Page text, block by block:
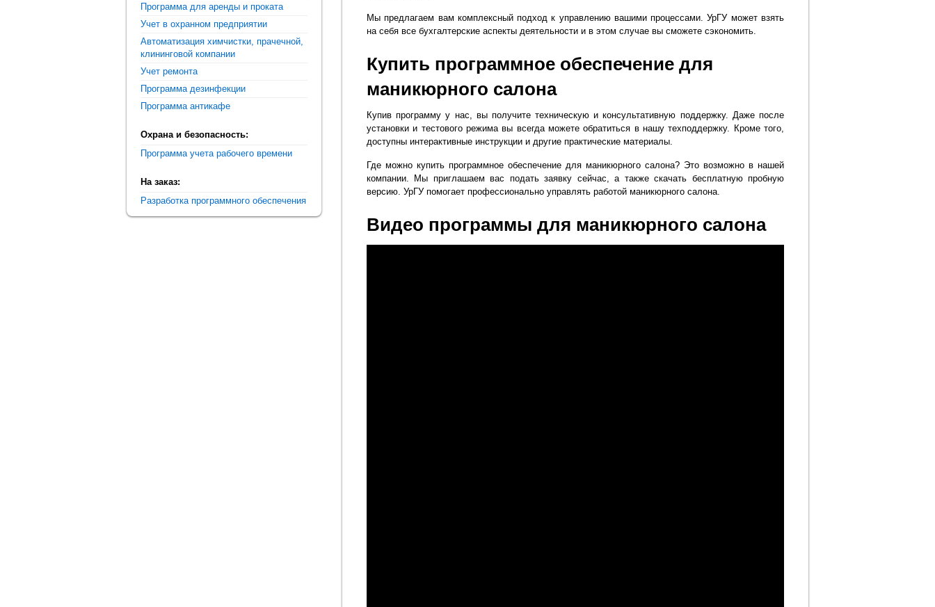
Мы предлагаем вам комплексный подход к управлению вашими процессами. УрГУ может взять
на себя все бухгалтерские аспекты деятельности и в этом случае вы сможете сэкономить.
Купить программное обеспечение для
маникюрного салона
Купив программу у нас, вы получите техническую и консультативную поддержку. Даже после
установки и тестового режима вы всегда можете обратиться в нашу техподдержку. Кроме того,
доступны интерактивные инструкции и другие практические материалы.
Где можно купить программное обеспечение для маникюрного салона? Это возможно в нашей
компании. Мы приглашаем вас подать заявку сейчас, а также скачать бесплатную пробную
версию. УрГУ помогает профессионально управлять работой маникюрного салона.
Видео программы для маникюрного салона
Программа для аренды и проката
Учет в охранном предприятии
Автоматизация химчистки, прачечной,
клининговой компании
Учет ремонта
Программа дезинфекции
Программа антикафе
Охрана и безопасность:
Программа учета рабочего времени
На заказ:
Разработка программного обеспечения